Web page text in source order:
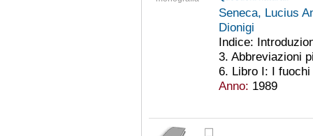
Seneca, Lucius
Dionigi
Indice:
3. Abbreviazioni
6. Libro I: I
Anno: 1989